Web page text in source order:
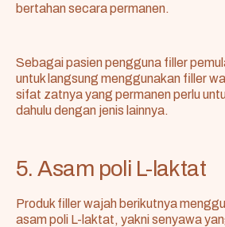
bertahan secara permanen.
Sebagai pasien pengguna filler
untuk langsung menggunakan filler
sifat zatnya yang permanen perlu
dahulu dengan jenis lainnya.
5. Asam poli L-laktat
Produk filler wajah berikutnya
asam poli L-laktat, yakni senyawa